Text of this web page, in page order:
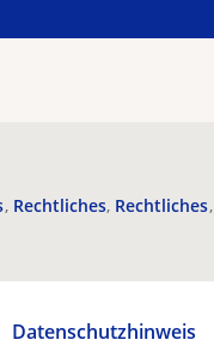
Rechtliches Rechtliches
Datenschutzhinweis